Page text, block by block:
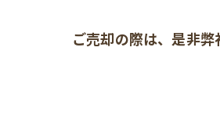
ご売却の際は、是非弊